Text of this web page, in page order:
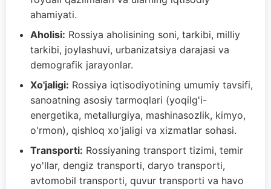
ahamiyati.
Aholisi: Rossiya aholisining soni, tarkibi, milliy
tarkibi, joylashuvi, urbanizatsiya darajasi va
demografik jarayonlar.
Xo'jaligi: Rossiya iqtisodiyotining umumiy tavsifi,
sanoatning asosiy tarmoqlari (yoqilg'i-
energetika, metallurgiya, mashinasozlik, kimyo,
o'rmon), qishloq xo'jaligi va xizmatlar sohasi.
Transporti: Rossiyaning transport tizimi, temir
yo'llar, dengiz transporti, daryo transporti,
avtomobil transporti, quvur transporti va havo